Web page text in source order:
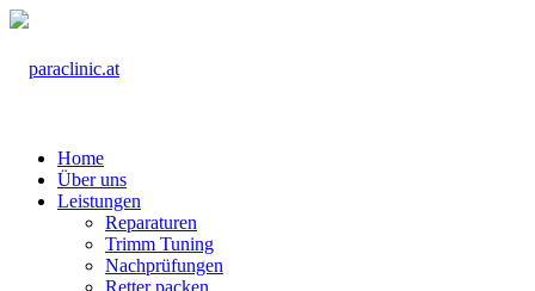
Home
Über uns
Leistungen
Reparaturen
Trimm Tuning
Nachprüfungen
Retter packen